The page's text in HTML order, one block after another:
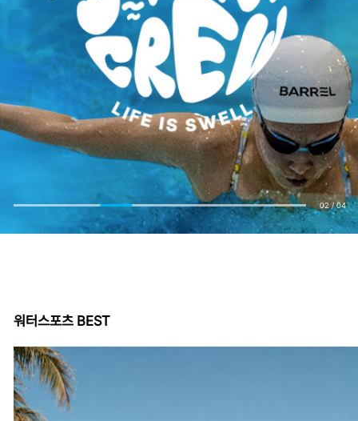
02 / 04
워터스포츠 BEST